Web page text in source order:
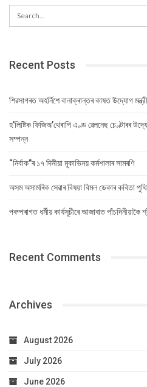
Recent Posts
শিৱসাগৰত অহৰ্নিশে বানাক্ৰান্তৰ কাষত উদ্যোগ
হ’লিষ্টিক ফিজিঅ’থেৰাপি এণ্ড ৱেলনেছ চেণ্টাৰৰ
সম্পন্ন
“নিৰ্বাক”ৰ ১৭ দিনীয়া মূকাভিনয় কৰ্মশালাৰ সামৰণি
অসম অসামৰিক সেৱাৰ বিষয়া বিমল ডেকাৰ কবিতা
পৰম্পৰাগত ধৰ্মীয় কাৰ্যসূচীৰে আজাৰাত
Recent Comments
Archives
August 2026
July 2026
June 2026